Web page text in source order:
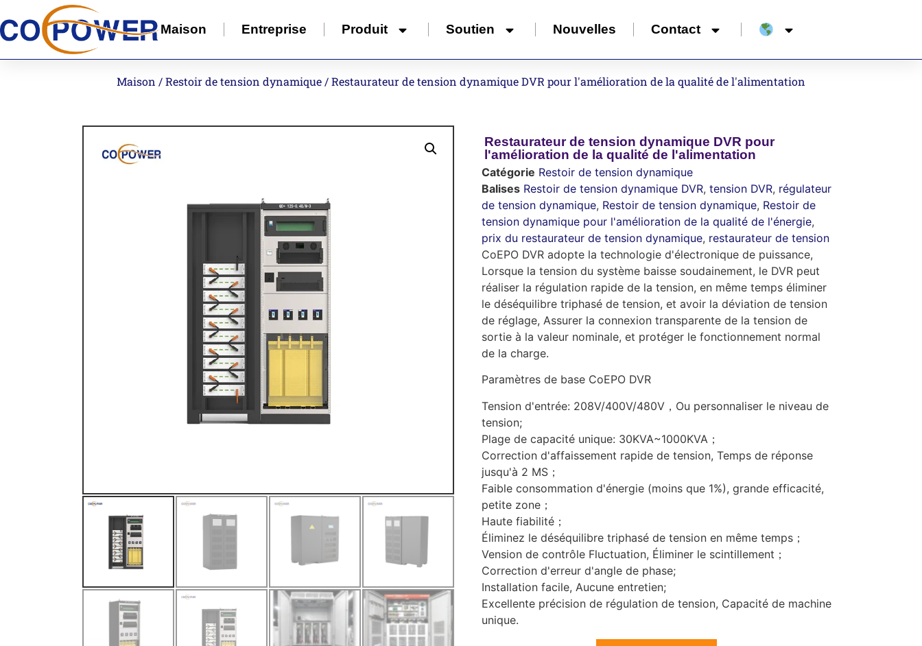
Maison Entreprise Produit Soutien Nouvelles Contact
Maison /Restoir de tension dynamique / Restaurateur de tension dynamique DVR pour l'amélioration de la qualité de l'alimentation
Restaurateur de tension dynamique DVR pour
l'amélioration de la qualité de l'alimentation
Catégorie Restoir de tension dynamique
Balises Restoir de tension dynamique DVR, tension DVR, régulateur
de tension dynamique, Restoir de tension dynamique, Restoir de
tension dynamique pour l'amélioration de la qualité de l'énergie,
prix du restaurateur de tension dynamique, restaurateur de tension
CoEPO DVR adopte la technologie d'électronique de puissance,
Lorsque la tension du système baisse soudainement, le DVR peut
réaliser la régulation rapide de la tension, en même temps éliminer
le déséquilibre triphasé de tension, et avoir la déviation de tension
de réglage, Assurer la connexion transparente de la tension de
sortie à la valeur nominale, et protéger le fonctionnement normal
de la charge.
Paramètres de base CoEPO DVR
Tension d'entrée: 208V/400V/480V，Ou personnaliser le niveau de
tension;
Plage de capacité unique: 30KVA~1000KVA；
Correction d'affaissement rapide de tension, Temps de réponse
jusqu'à 2 MS；
Faible consommation d'énergie (moins que 1%), grande efficacité,
petite zone；
Haute fiabilité；
Éliminez le déséquilibre triphasé de tension en même temps；
Vension de contrôle Fluctuation, Éliminer le scintillement；
Correction d'erreur d'angle de phase;
Installation facile, Aucune entretien;
Excellente précision de régulation de tension, Capacité de machine
unique.